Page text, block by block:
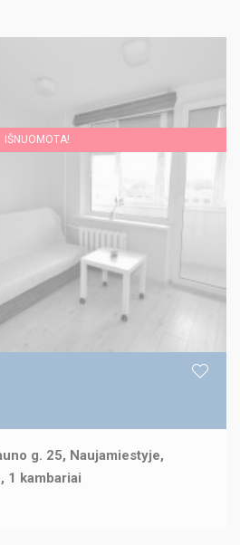
IŠNUOMOTA!
g. 25, Naujamiestyje,
1 kambariai